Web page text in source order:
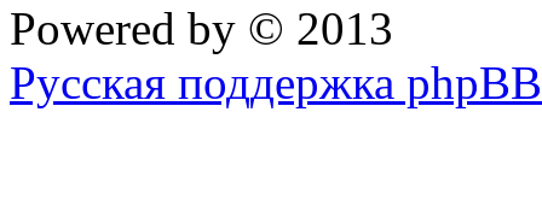
Powered by © 2013
Русская поддержка phpBB